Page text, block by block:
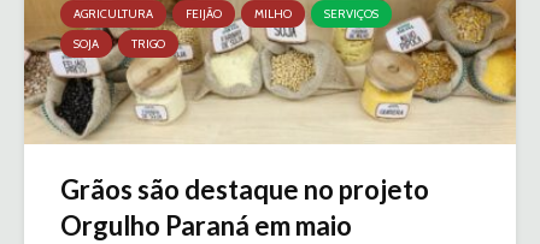
AGRICULTURA FEIJÃO MILHO
SERVIÇOS
SOJA
TRIGO
Grãos são destaque no projeto
Orgulho Paraná em maio